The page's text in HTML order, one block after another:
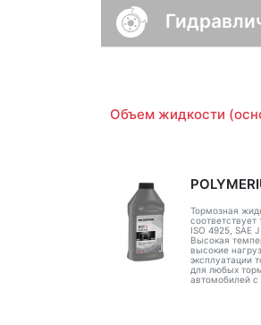
Объем жидкости
Тормозная
соответствует
ISO 4925, SAE
Высокая
высокие
эксплуатации
для любых
автомобилей с